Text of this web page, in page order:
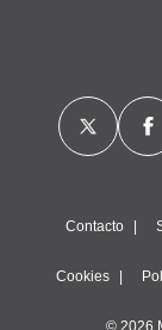
Contacto
Cookies
© 2026